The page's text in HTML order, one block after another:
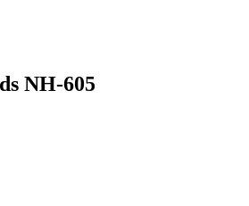
NH-605